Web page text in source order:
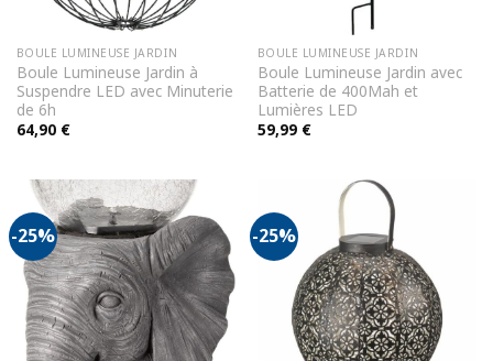
BOULE LUMINEUSE JARDIN
Boule Lumineuse Jardin à
Suspendre LED avec Minuterie
de 6h
64,90 €
BOULE LUMINEUSE JARDIN
Boule Lumineuse Jardin avec
Batterie de 400Mah et
Lumières LED
59,99 €
-25% -25%